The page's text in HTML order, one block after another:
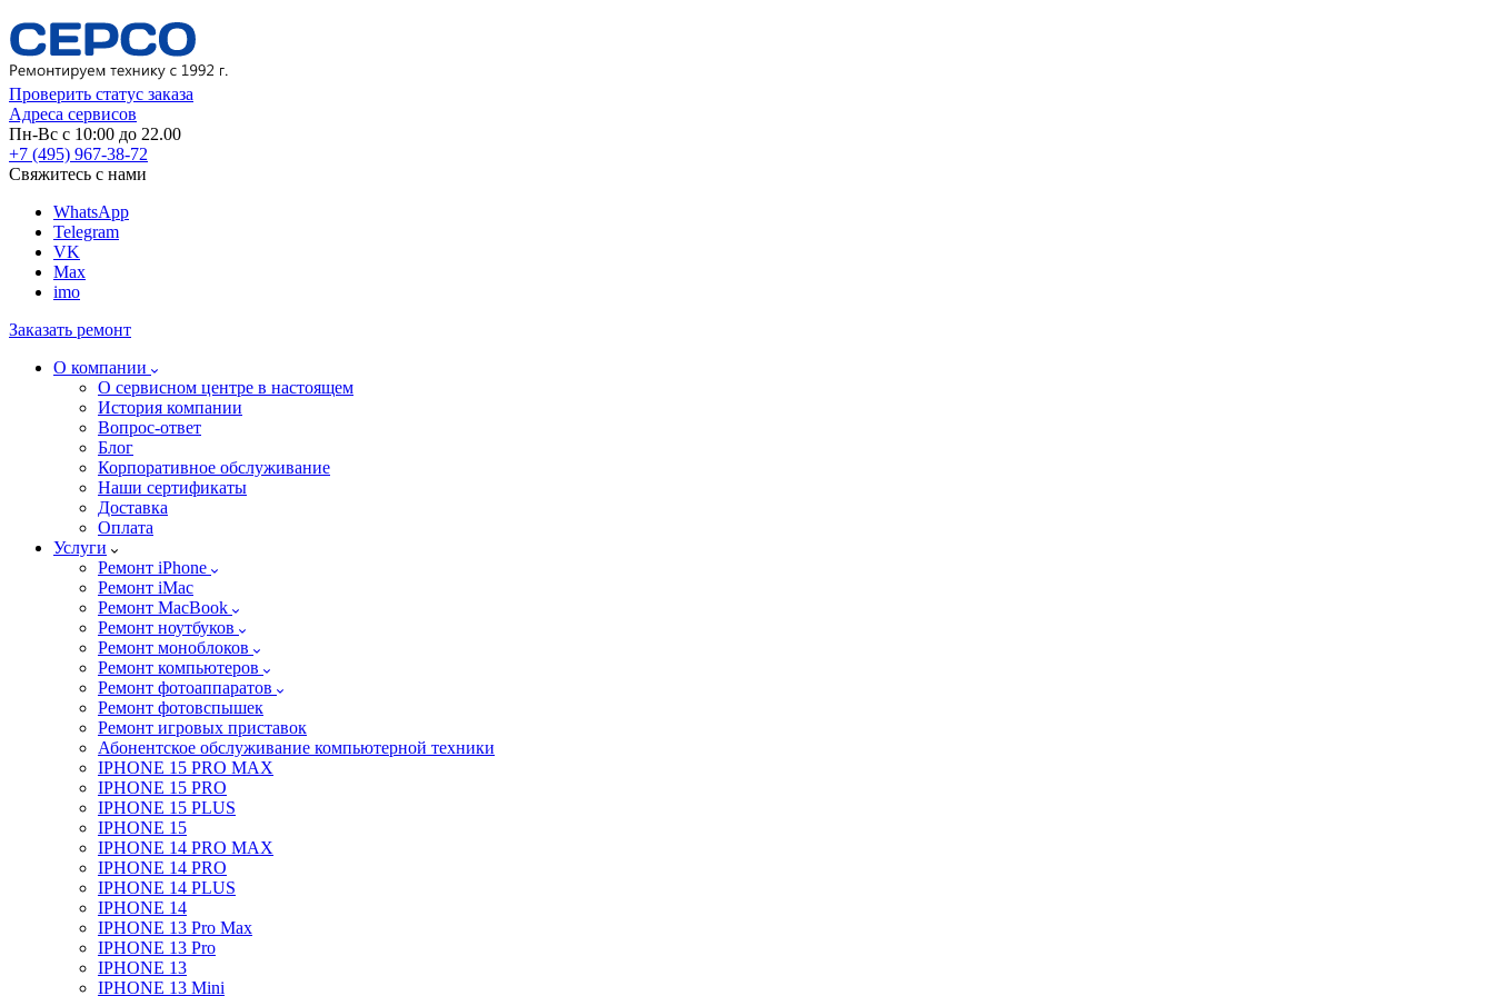
Проверить статус заказа
Адреса сервисов
Пн-Вс с 10:00 до 22.00
+7 (495) 967-38-72
Свяжитесь с нами
WhatsApp
Telegram
VK
Max
imo
Заказать ремонт
О компании
О сервисном центре в настоящем
История компании
Вопрос-ответ
Блог
Корпоративное обслуживание
Наши сертификаты
Доставка
Оплата
Услуги
Ремонт iPhone
Ремонт iMac
Ремонт MacBook
Ремонт ноутбуков
Ремонт моноблоков
Ремонт компьютеров
Ремонт фотоаппаратов
Ремонт фотовспышек
Ремонт игровых приставок
Абонентское обслуживание компьютерной техники
IPHONE 15 PRO MAX
IPHONE 15 PRO
IPHONE 15 PLUS
IPHONE 15
IPHONE 14 PRO MAX
IPHONE 14 PRO
IPHONE 14 PLUS
IPHONE 14
IPHONE 13 Pro Max
IPHONE 13 Pro
IPHONE 13
IPHONE 13 Mini